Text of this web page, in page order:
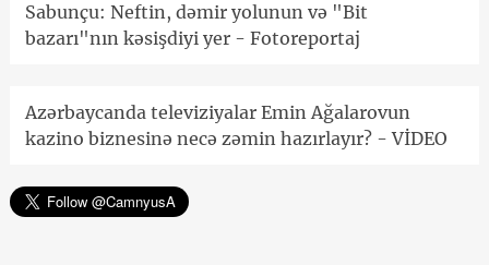
Sabunçu: Neftin, dəmir yolunun və "Bit
bazarı"nın kəsişdiyi yer - Fotoreportaj
Azərbaycanda televiziyalar Emin Ağalarovun
kazino biznesinə necə zəmin hazırlayır? - VİDEO